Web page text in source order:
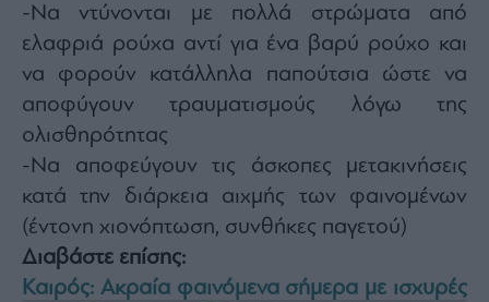
-Να ντύνονται με πολλά στρώματα από
ελαφριά ρούχα αντί για ένα βαρύ ρούχο και
να φορούν κατάλληλα παπούτσια ώστε να
αποφύγουν τραυματισμούς λόγω της
ολισθηρότητας
-Να αποφεύγουν τις άσκοπες μετακινήσεις
κατά την διάρκεια αιχμής των φαινομένων
(έντονη χιονόπτωση, συνθήκες παγετού)
Διαβάστε επίσης:
Καιρός: Ακραία φαινόμενα σήμερα με ισχυρές